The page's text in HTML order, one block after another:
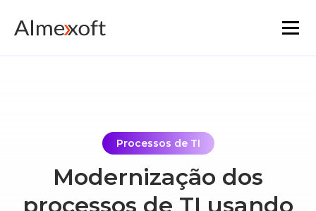
Tecnologia de plataforma
A funcionalidade principal
Processos de TI
Modernização dos
processos de TI usando